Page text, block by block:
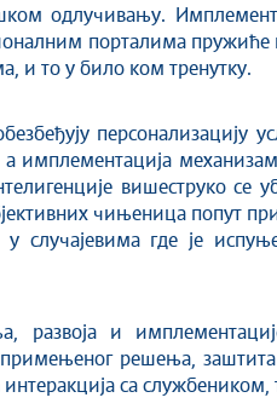
одлучивању.
порталима
и то у било ком тренутку.
персонализацију
а имплементација
вишеструко се
чињеница попут
у случајевима где је
развоја и
примењеног решења,
са